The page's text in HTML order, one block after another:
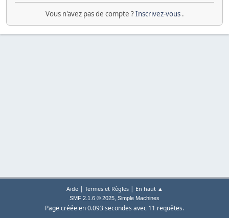
Vous n'avez pas de compte ?Inscrivez-vous .
Aide| Termes et Règles| En haut ▲
SMF 2.1.6 © 2025, Simple Machines
Page créée en 0.093 secondes avec 11 requêtes.